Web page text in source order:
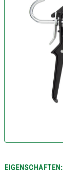
EIGENSCHAFTEN: